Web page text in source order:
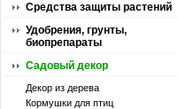
Средства защиты растений
Удобрения, грунты,
биопрепараты
Садовый декор
Декор из дерева
Кормушки для птиц